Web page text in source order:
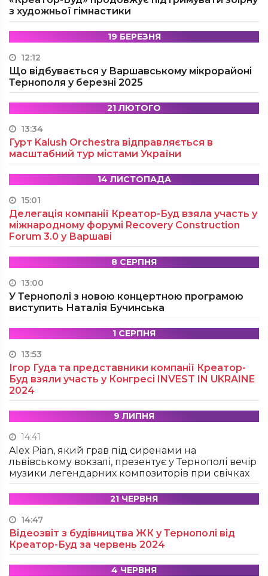
з художньої гімнастики
19 БЕРЕЗНЯ
12:12
Що відбувається у Варшавському мікрорайоні
Тернополя у березні 2025
21 ЛЮТОГО
13:34
Гурт Kalush Orchestra відправляється в
масштабний тур містами України
14 ЛИСТОПАДА
15:01
Делегація компанії Креатор-Буд взяла участь у
міжнародному форумі Recovery Construction
Forum 3.0 у Варшаві
8 СЕРПНЯ
13:00
У Тернополі з новою концертною програмою
виступить Наталія Бучинська
1 СЕРПНЯ
13:53
Ігор Гуда та представники компанії Креатор-
Буд взяли участь у Конгресі INVEST IN UKRAINE
2024
9 ЛИПНЯ
14:41
Alex Pian, який грав під сиренами на
львівському вокзалі, презентує у Тернополі вечір
музики легендарних композиторів при свічках
21 ЧЕРВНЯ
14:47
Відеозвіт з будівництва ЖК у Тернополі від
Креатор-Буд за червень 2024
4 ЧЕРВНЯ